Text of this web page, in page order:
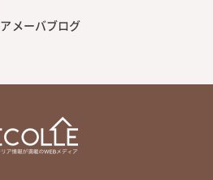
アメーバブログ